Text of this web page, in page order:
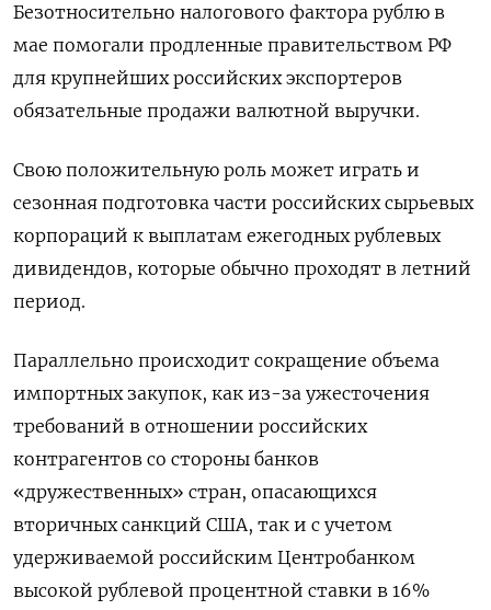
Безотносительно налогового фактора рублю в
мае помогали продленные правительством РФ
для крупнейших российских экспортеров
обязательные продажи валютной выручки.
Свою положительную роль может играть и
сезонная подготовка части российских сырьевых
корпораций к выплатам ежегодных рублевых
дивидендов, которые обычно проходят в летний
период.
Параллельно происходит сокращение объема
импортных закупок, как из-за ужесточения
требований в отношении российских
контрагентов со стороны банков
«дружественных» стран, опасающихся
вторичных санкций США, так и с учетом
удерживаемой российским Центробанком
высокой рублевой процентной ставки в 16%